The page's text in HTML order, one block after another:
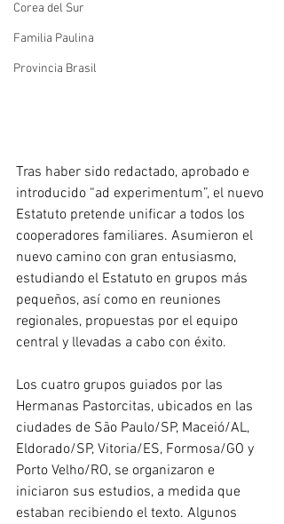
Corea del Sur
Familia Paulina
Provincia Brasil
Tras haber sido redactado, aprobado e
introducido “ad experimentum”, el nuevo
Estatuto pretende unificar a todos los
cooperadores familiares. Asumieron el
nuevo camino con gran entusiasmo,
estudiando el Estatuto en grupos más
pequeños, así como en reuniones
regionales, propuestas por el equipo
central y llevadas a cabo con éxito.
Los cuatro grupos guiados por las
Hermanas Pastorcitas, ubicados en las
ciudades de São Paulo/SP, Maceió/AL,
Eldorado/SP, Vitoria/ES, Formosa/GO y
Porto Velho/RO, se organizaron e
iniciaron sus estudios, a medida que
estaban recibiendo el texto. Algunos